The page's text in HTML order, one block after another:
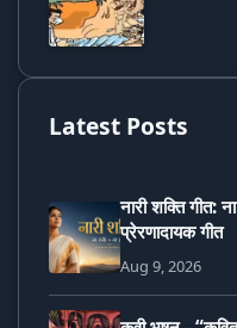
Latest Posts
नारी शक्ति गीत:
प्रेरणादायक गीत
Aug 9, 2026